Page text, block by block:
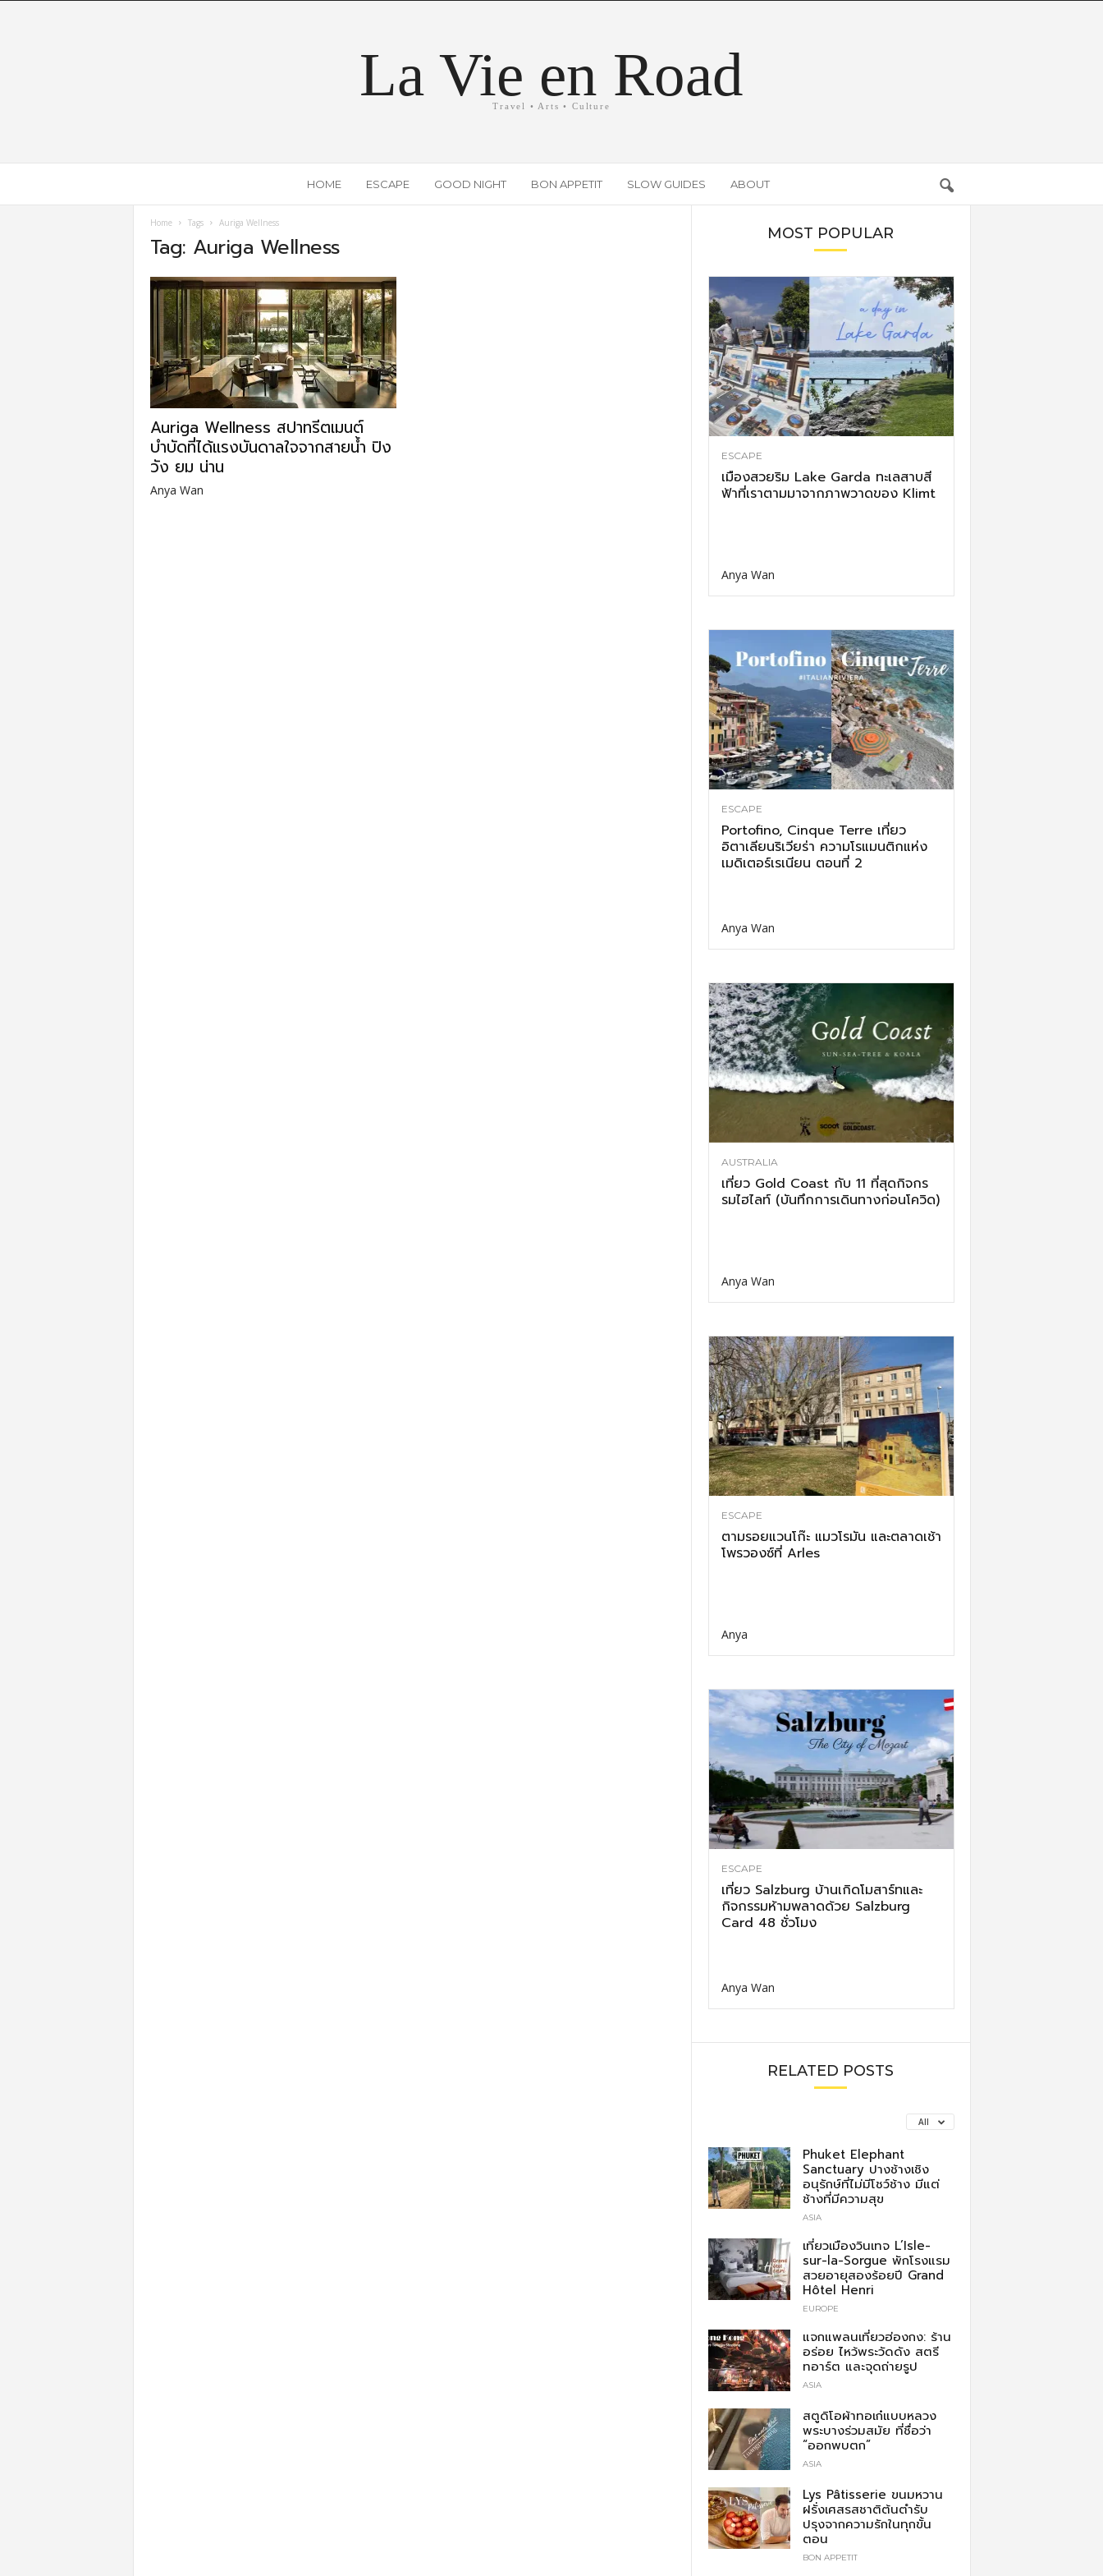
La Vie en Road
Travel • Arts • Culture
HOME ESCAPE GOOD NIGHT BON APPETIT SLOW GUIDES ABOUT
Home Tags Auriga Wellness
Tag: Auriga Wellness
Auriga Wellness สปาทรีตเมนต์
บำบัดที่ได้แรงบันดาลใจจากสายน้ำ ปิง
วัง ยม น่าน
Anya Wan
MOST POPULAR
ESCAPE
เมืองสวยริม Lake Garda ทะเลสาบสี
ฟ้าที่เราตามมาจากภาพวาดของ Klimt
Anya Wan
ESCAPE
Portofino, Cinque Terre เที่ยว
อิตาเลียนริเวียร่า ความโรแมนติกแห่ง
เมดิเตอร์เรเนียน ตอนที่ 2
Anya Wan
AUSTRALIA
เที่ยว Gold Coast กับ 11 ที่สุดกิจกร
รมไฮไลท์ (บันทึกการเดินทางก่อนโควิด)
Anya Wan
ESCAPE
ตามรอยแวนโก๊ะ แมวโรมัน และตลาดเช้า
โพรวองซ์ที่ Arles
Anya
ESCAPE
เที่ยว Salzburg บ้านเกิดโมสาร์ทและ
กิจกรรมห้ามพลาดด้วย Salzburg
Card 48 ชั่วโมง
Anya Wan
RELATED POSTS
All
Phuket Elephant
Sanctuary ปางช้างเชิง
อนุรักษ์ที่ไม่มีโชว์ช้าง มีแต่
ช้างที่มีความสุข
ASIA
เที่ยวเมืองวินเทจ L’Isle-
sur-la-Sorgue พักโรงแรม
สวยอายุสองร้อยปี Grand
Hôtel Henri
EUROPE
แจกแพลนเที่ยวฮ่องกง: ร้าน
อร่อย ไหว้พระวัดดัง สตรี
ทอาร์ต และจุดถ่ายรูป
ASIA
สตูดิโอผ้าทอเก๋แบบหลวง
พระบางร่วมสมัย ที่ชื่อว่า
“ออกพบตก”
ASIA
Lys Pâtisserie ขนมหวาน
ฝรั่งเศสรสชาติต้นตำรับ
ปรุงจากความรักในทุกขั้น
ตอน
BON APPETIT